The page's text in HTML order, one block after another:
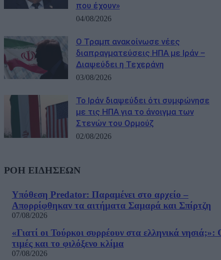
που έχουν»
04/08/2026
Ο Τραμπ ανακοίνωσε νέες
διαπραγματεύσεις ΗΠΑ με Ιράν –
Διαψεύδει η Τεχεράνη
03/08/2026
Το Ιράν διαψεύδει ότι συμφώνησε
με τις ΗΠΑ για το άνοιγμα των
Στενών του Ορμούζ
02/08/2026
ΡΟΗ ΕΙΔΗΣΕΩΝ
Υπόθεση Predator: Παραμένει στο αρχείο –
Απορρίφθηκαν τα αιτήματα Σαμαρά και Σπίρτζη
07/08/2026
«Γιατί οι Τούρκοι συρρέουν στα ελληνικά νησιά;»:
τιμές και το φιλόξενο κλίμα
07/08/2026